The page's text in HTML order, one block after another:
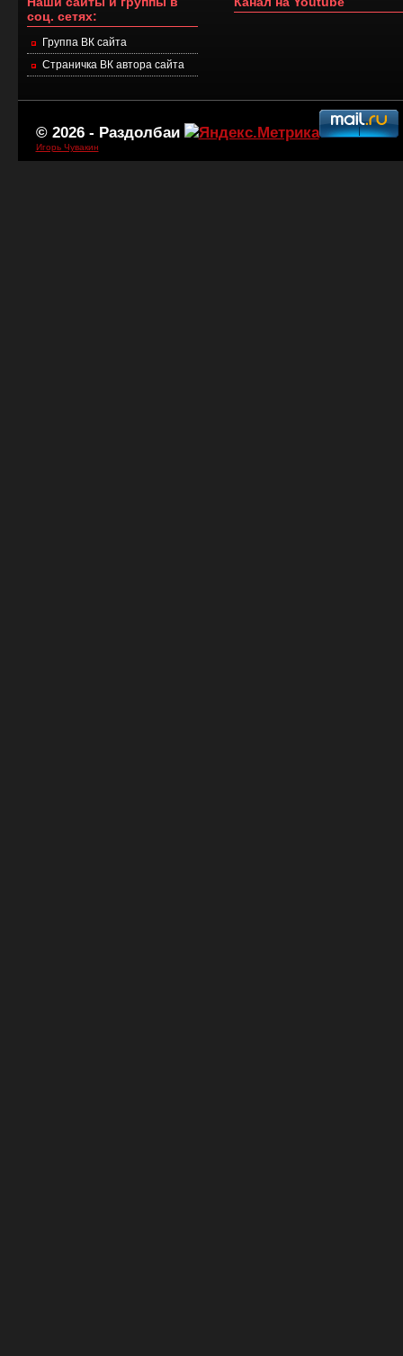
соц. сетях:
Группа ВК сайта
Страничка ВК автора сайта
© 2026 - Раздолбаи
Игорь Чувакин